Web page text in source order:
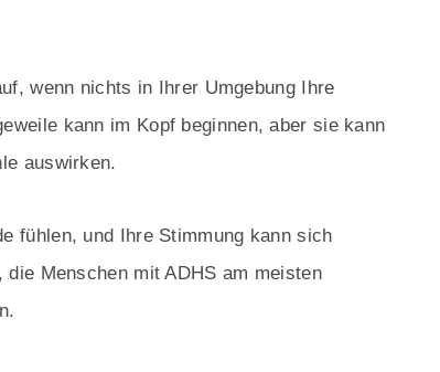
wenn nichts in Ihrer Umgebung Ihre
kann im Kopf beginnen, aber sie kann
auswirken.
fühlen, und Ihre Stimmung kann sich
Menschen mit ADHS am meisten